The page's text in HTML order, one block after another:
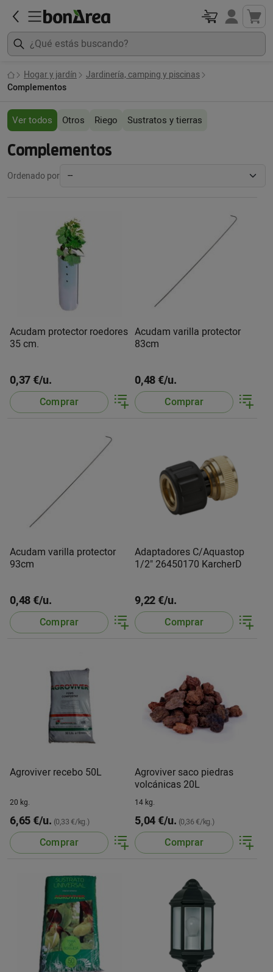
Hogar y jardín
Jardinería, camping y piscinas
Complementos
Ver todos Otros Riego Sustratos y tierras
Complementos
Ordenado por
Acudam protector roedores
35 cm.
0,37 €/u.
Comprar
Acudam varilla protector
83cm
0,48 €/u.
Comprar
Acudam varilla protector
93cm
0,48 €/u.
Comprar
Adaptadores C/Aquastop
1/2" 26450170 KarcherD
9,22 €/u.
Comprar
Agroviver recebo 50L
20 kg.
6,65 €/u. (0,33 €/kg.)
Comprar
Agroviver saco piedras
volcánicas 20L
14 kg.
5,04 €/u. (0,36 €/kg.)
Comprar